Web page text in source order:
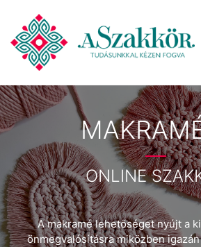
ONLINE
A makramé lehetőséget nyújt a
önmegvalósításra miközben